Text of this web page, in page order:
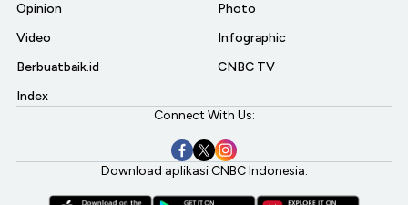
Opinion
Video
Berbuatbaik.id
Index
Photo
Infographic
CNBC TV
Connect With Us:
Download aplikasi CNBC Indonesia: